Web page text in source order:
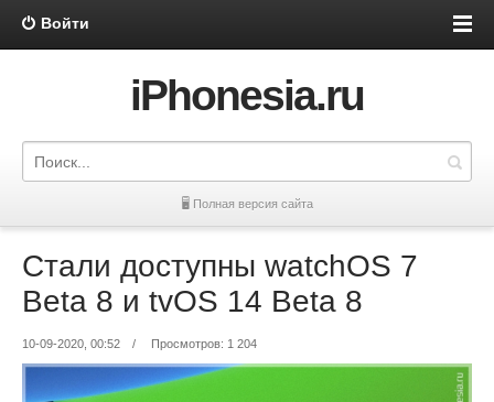
Войти
iPhonesia.ru
🖥 Полная версия сайта
Стали доступны watchOS 7
Beta 8 и tvOS 14 Beta 8
10-09-2020, 00:52 / Просмотров: 1 204